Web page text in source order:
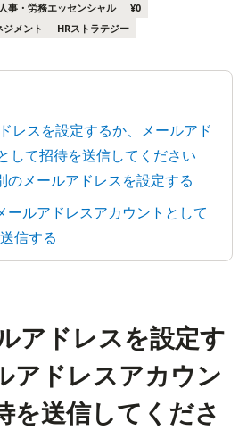
人事・労務エッセンシャル
¥0
ジメント
HRストラテジー
レスを設定するか、メールアド
して招待を送信してください
のメールアドレスを設定する
ールアドレスアカウントとして
信する
アドレスを設定す
アドレスアカウン
を送信してくださ